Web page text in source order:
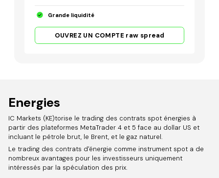
Grande liquidité
OUVREZ UN COMPTE raw spread
Energies
IC Markets (KE)torise le trading des contrats spot énergies à
partir des plateformes MetaTrader 4 et 5 face au dollar US et
incluant le pétrole brut, le Brent, et le gaz naturel.
Le trading des contrats d'énergie comme instrument spot a de
nombreux avantages pour les investisseurs uniquement
intéressés par la spéculation des prix.